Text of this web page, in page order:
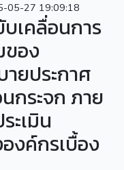
05-27 19:09:18
เคลื่อนการ
ของ
ยประกาศ
กระจก ภาย
ะเมิน
งค์กรเบื้อง